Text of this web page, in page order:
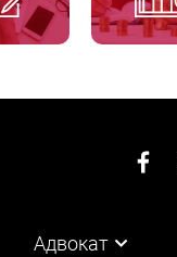
Адвокат